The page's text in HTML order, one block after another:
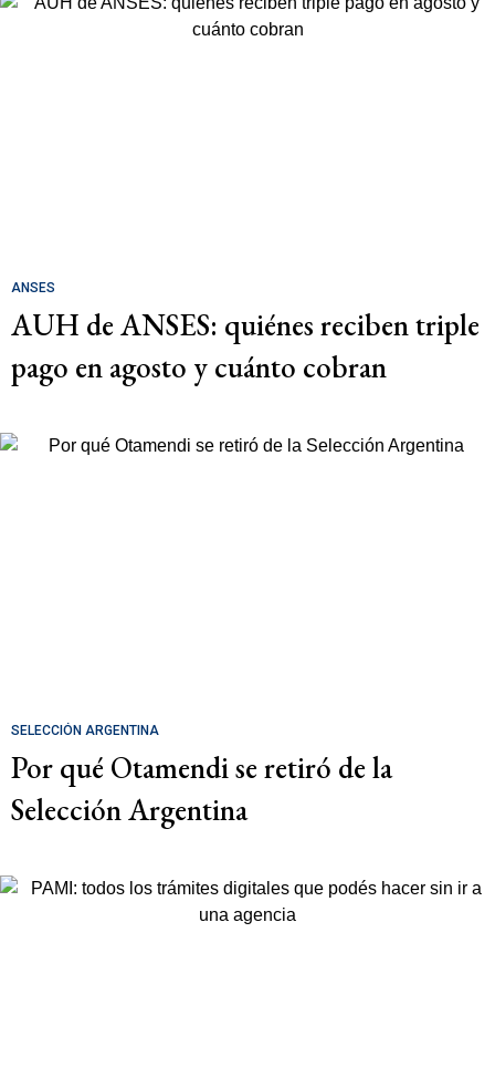
ANSES
AUH de ANSES: quiénes reciben triple
pago en agosto y cuánto cobran
SELECCIÓN ARGENTINA
Por qué Otamendi se retiró de la
Selección Argentina